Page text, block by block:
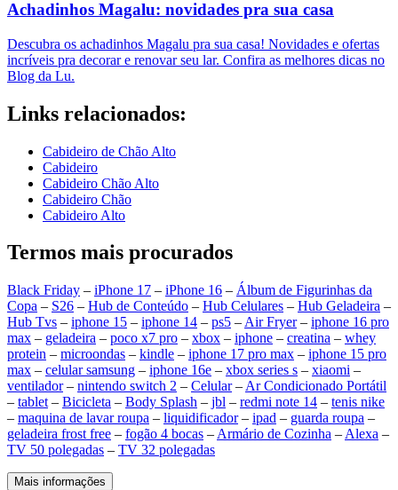
Achadinhos Magalu: novidades pra sua casa
Descubra os achadinhos Magalu pra sua casa! Novidades e ofertas
incríveis pra decorar e renovar seu lar. Confira as melhores dicas no
Blog da Lu.
Links relacionados:
Cabideiro de Chão Alto
Cabideiro
Cabideiro Chão Alto
Cabideiro Chão
Cabideiro Alto
Termos mais procurados
Black Friday – iPhone 17 – iPhone 16 – Álbum de Figurinhas da
Copa – S26 – Hub de Conteúdo – Hub Celulares – Hub Geladeira –
Hub Tvs – iphone 15 – iphone 14 – ps5 – Air Fryer– iphone 16 pro
max – geladeira – poco x7 pro – xbox – iphone – creatina – whey
protein – microondas – kindle – iphone 17 pro max – iphone 15 pro
max – celular samsung – iphone 16e – xbox series s – xiaomi –
ventilador– nintendo switch 2 – Celular– Ar Condicionado Portátil
– tablet – Bicicleta – Body Splash – jbl – redmi note 14 – tenis nike
– maquina de lavar roupa – liquidificador– ipad – guarda roupa –
geladeira frost free – fogão 4 bocas – Armário de Cozinha – Alexa –
TV 50 polegadas – TV 32 polegadas
Mais informações